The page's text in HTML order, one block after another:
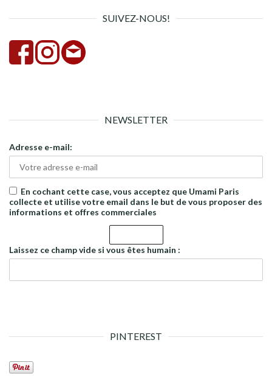
SUIVEZ-NOUS!
NEWSLETTER
Adresse e-mail:
En cochant cette case, vous acceptez que Umami Paris
collecte et utilise votre email dans le but de vous proposer des
informations et offres commerciales
Laissez ce champ vide si vous êtes humain :
PINTEREST